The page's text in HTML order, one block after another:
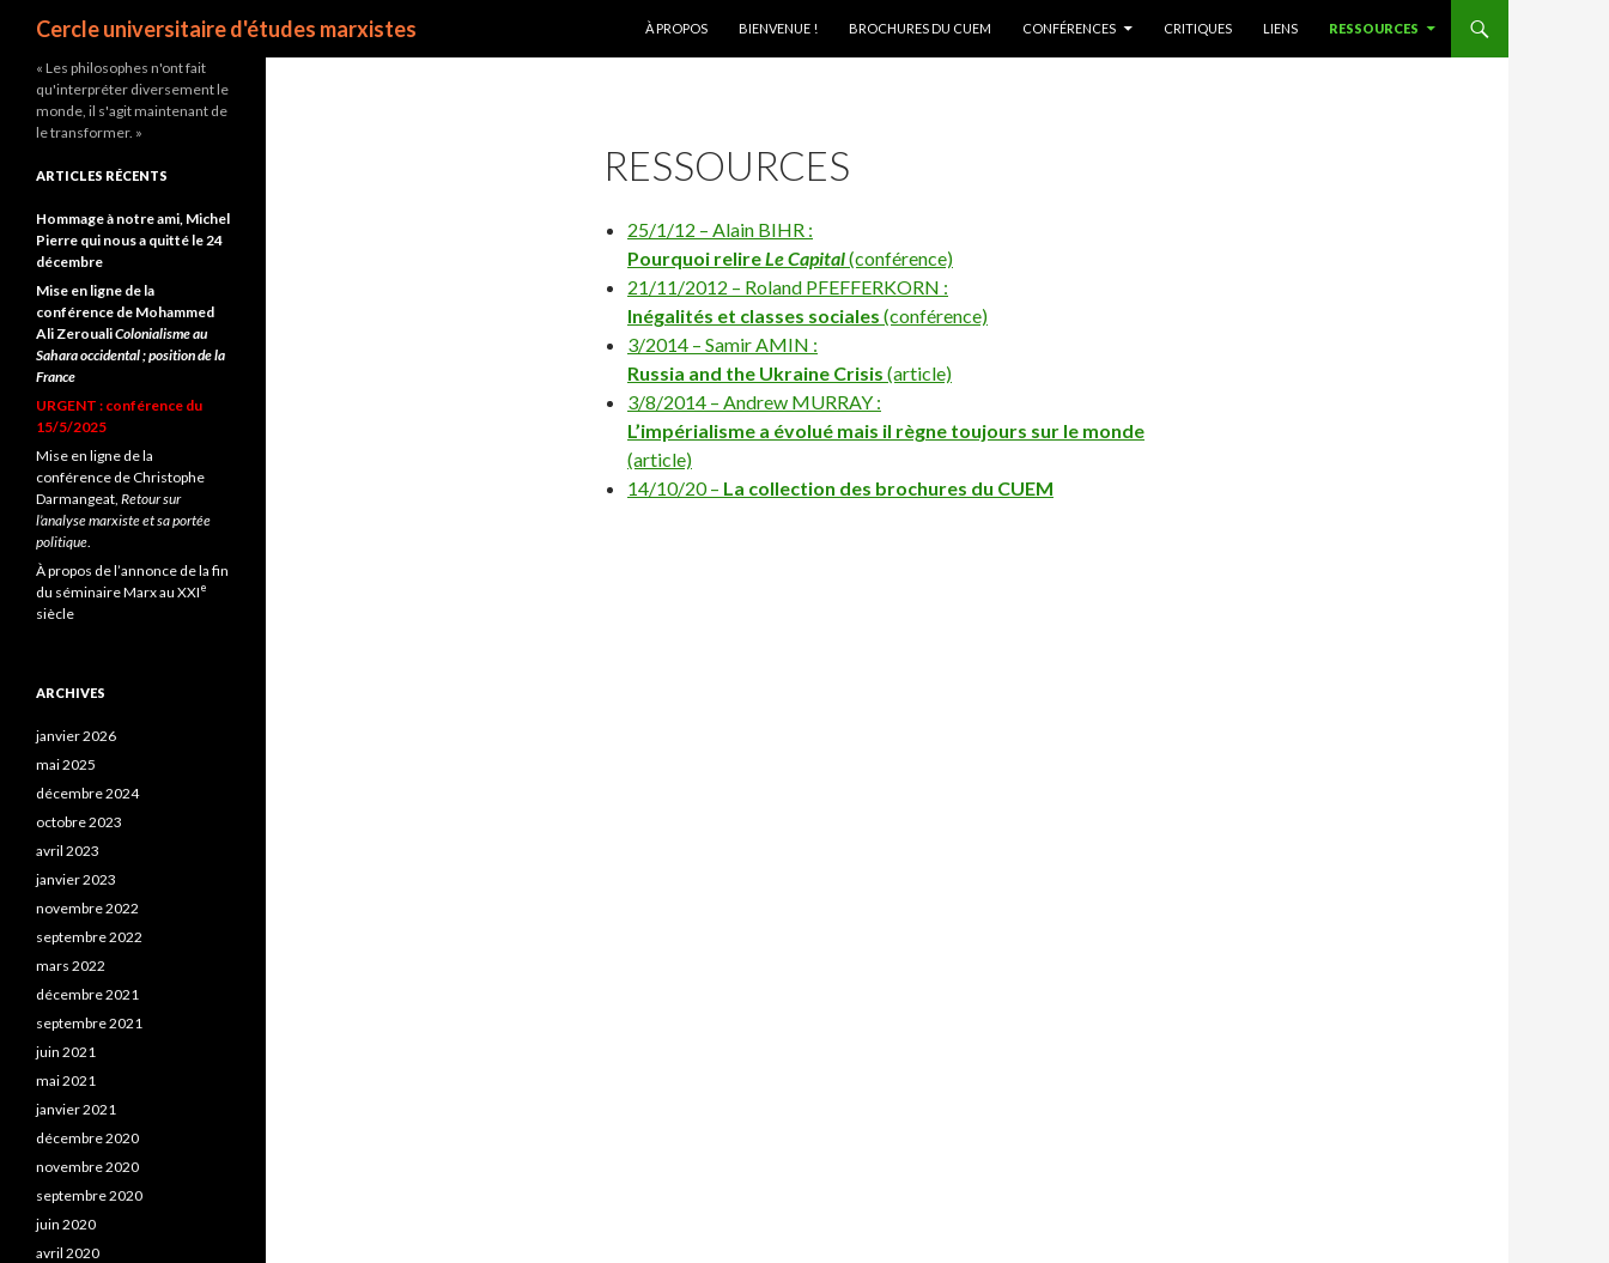
Cercle universitaire d'études marxistes
À PROPOS
BIENVENUE ! BROCHURES DU CUEM CONFÉRENCES CRITIQUES LIENS RESSOURCES
RESSOURCES
25/1/12 – Alain BIHR :
Pourquoi relireLe Capital(conférence)
21/11/2012 – Roland PFEFFERKORN :
Inégalités et classes sociales (conférence)
3/2014 – Samir AMIN :
Russia and the Ukraine Crisis (article)
3/8/2014 – Andrew MURRAY :
L’impérialisme a évolué mais il règne toujours sur le monde
(article)
14/10/20 – La collection des brochures du CUEM
« Les philosophes n'ont fait
qu'interpréter diversement le
monde, il s'agit maintenant de
le transformer. »
ARTICLES RÉCENTS
Hommage à notre ami, Michel
Pierre qui nous a quitté le 24
décembre
Mise en ligne de la
conférence de Mohammed
Ali ZeroualiColonialisme au
Sahara occidental ; position de la
France
URGENT : conférence du
15/5/2025
Mise en ligne de la
conférence de Christophe
Darmangeat, Retour sur
l’analyse marxiste et sa portée
politique.
À propos de l’annonce de la fin
du séminaire Marx au XXIe
siècle
ARCHIVES
janvier 2026
mai 2025
décembre 2024
octobre 2023
avril 2023
janvier 2023
novembre 2022
septembre 2022
mars 2022
décembre 2021
septembre 2021
juin 2021
mai 2021
janvier 2021
décembre 2020
novembre 2020
septembre 2020
juin 2020
avril 2020